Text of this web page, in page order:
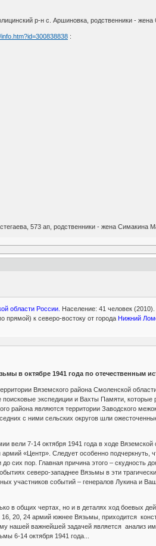
р-н с. Аршиновка, родственники -
:
573 ап, родственники - жена Симакина
области России. Население: 41 человек
прямой) к северо-востоку от города Нижний
в октябре 1941 года по отечественным
Вяземского района Смоленской
экспедиции и Вахты Памяти, которые
района являются территории Заводского
с ними сельских округов шли
вели 7-14 октября 1941 года в ходе
«Центр». Следует особенно
сих пор. Главная причина этого –
северо-западнее Вязьмы в эти
участников событий – генералов Лукина и
в общих чертах, но и в деталях ход боевых
20, 24 армий южнее Вязьмы, приходится
нашей важнейшей задачей является
6-14 октября 1941 года...